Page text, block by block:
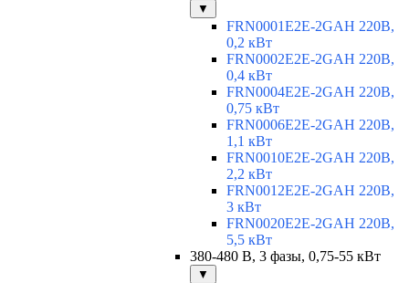
▼
FRN0001E2E-2GAH 220В,
0,2 кВт
FRN0002E2E-2GAH 220В,
0,4 кВт
FRN0004E2E-2GAH 220В,
0,75 кВт
FRN0006E2E-2GAH 220В,
1,1 кВт
FRN0010E2E-2GAH 220В,
2,2 кВт
FRN0012E2E-2GAH 220В,
3 кВт
FRN0020E2E-2GAH 220В,
5,5 кВт
380-480 В, 3 фазы, 0,75-55 кВт
▼